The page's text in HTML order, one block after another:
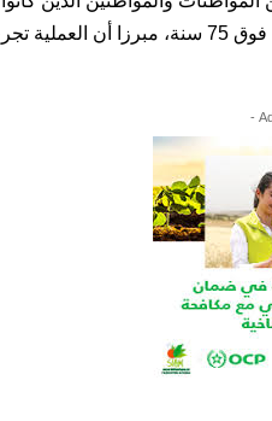
الأمامية (مهنيو قطاع الصحة) وأيضا الفئات الهشة المستهدفة فوق